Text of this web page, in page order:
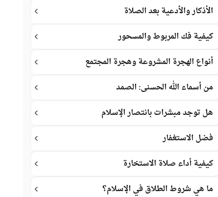
الأذكار والأدعية بعد الصلاة
كيفية فك المربوط والمسحور
أنواع الهجرة المشروعة وهجرة المجتمع
من أسماء الله الحسنى: الصمد
هل توجد مبشرات بانتصار الإسلام
فضل الاستغفار
كيفية أداء صلاة الاستخارة
ما هي شروط الطلاق في الإسلام؟